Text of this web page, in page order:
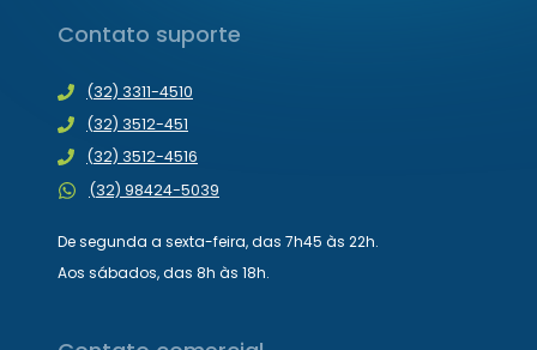
Contato suporte
(32) 3311-4510
(32) 3512-451
(32) 3512-4516
(32) 98424-5039
De segunda a sexta-feira, das 7h45 às 22h.
Aos sábados, das 8h às 18h.